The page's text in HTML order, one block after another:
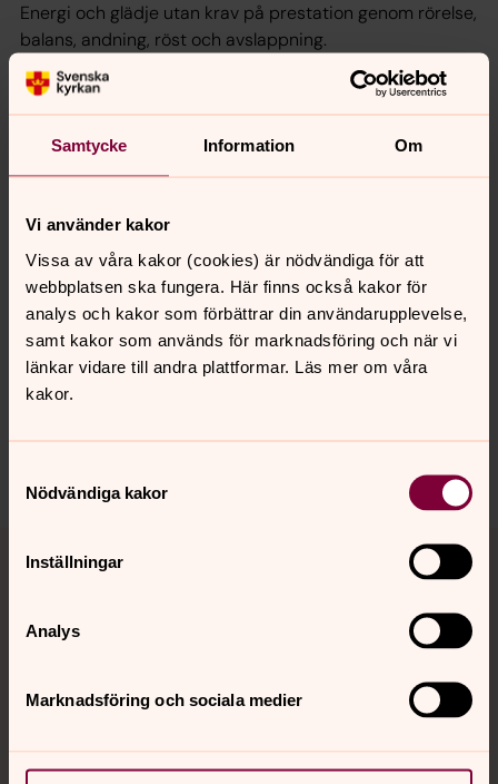
Samtycke Information Om
Vi använder kakor
Vissa av våra kakor (cookies) är nödvändiga för att
webbplatsen ska fungera. Här finns också kakor för
analys och kakor som förbättrar din användarupplevelse,
samt kakor som används för marknadsföring och när vi
länkar vidare till andra plattformar. Läs mer om våra
kakor.
Nödvändiga kakor
Inställningar
Analys
Marknadsföring och sociala medier
Energi och glädje utan krav på prestation genom rörelse,
balans, andning, röst och avslappning.
Församlingsgården.
Lördag 12/10 kl 09.30 - 14.00Friluftsdag vid Nytorpet.
Kl 10.00Pilgrimsvandring, föranmälan till diakon:
helene.teglund@svenskakyrkan.se, 0454-302206.
Länk till Blekinge för hälsa
Synpunkter eller frågor på sidans
innehåll?